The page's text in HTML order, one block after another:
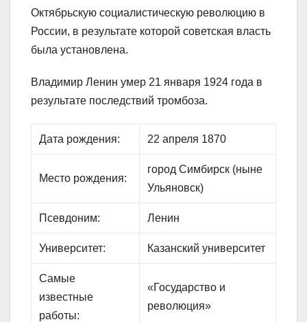
Октябрьскую социалистическую революцию в
России, в результате которой советская власть
была установлена.
Владимир Ленин умер 21 января 1924 года в
результате последствий тромбоза.
Дата рождения: 22 апреля 1870
Место рождения:
город Симбирск (ныне
Ульяновск)
Псевдоним: Ленин
Университет: Казанский университет
Самые
известные
работы:
«Государство и
революция»